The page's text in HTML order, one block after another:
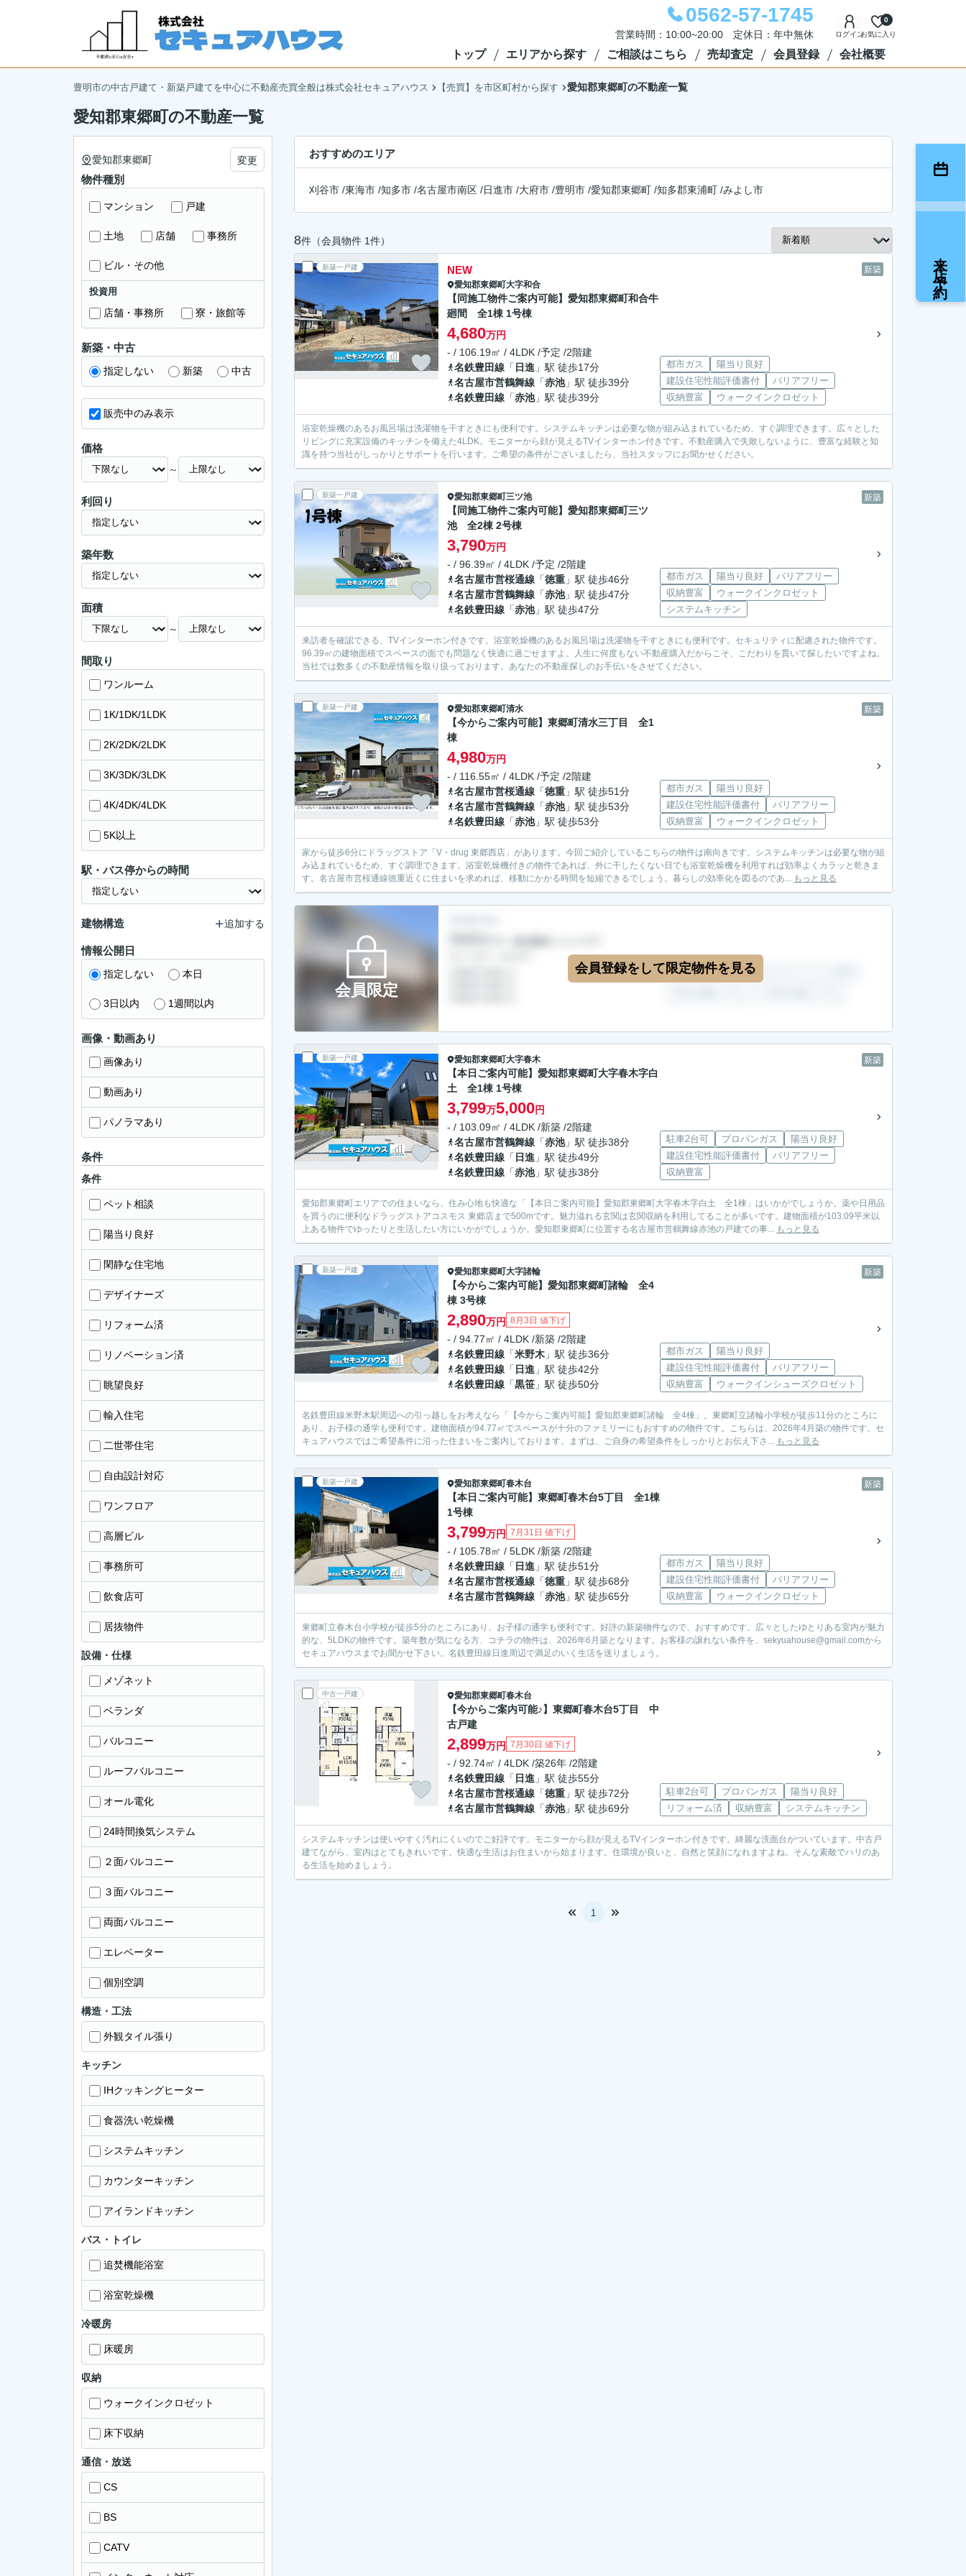
0562-57-1745
営業時間：10:00~20:00 定休日：年中無休 ログインお気に入り
0
トップ エリアから探す ご相談はこちら 売却査定 会員登録 会社概要
豊明市の中古戸建て・新築戸建てを中心に不動産売買全般は株式会社セキュアハウス 【売買】を市区町村から探す 愛知郡東郷町の不動産一覧
愛知郡東郷町の不動産一覧
おすすめのエリア
刈谷市 /東海市 /知多市 /名古屋市南区 /日進市 /大府市 /豊明市 /愛知郡東郷町 /知多郡東浦町 /みよし市
8件（会員物件 1件）
新築一戸建 新築
NEW
愛知郡東郷町大字和合
【同施工物件ご案内可能】愛知郡東郷町和合牛
廻間 全1棟 1号棟
4,680万円
- / 106.19㎡ / 4LDK /予定 /2階建
名鉄豊田線 「 日進 」駅 徒歩17分
名古屋市営鶴舞線 「赤池」駅 徒歩39分
名鉄豊田線 「赤池」駅 徒歩39分
都市ガス
陽当り良好
建設住宅性能評価書付
バリアフリー
収納豊富
ウォークインクロゼット
浴室乾燥機のあるお風呂場は洗濯物を干すときにも便利です。システムキッチンは必要な物が組み込まれているため、すぐ調理できます。広々とした
リビングに充実設備のキッチンを備えた4LDK。モニターから顔が見えるTVインターホン付きです。不動産購入で失敗しないように、豊富な経験と知
識を持つ当社がしっかりとサポートを行います。ご希望の条件がございましたら、当社スタッフにお聞かせください。
新築一戸建 新築
愛知郡東郷町三ツ池
【同施工物件ご案内可能】愛知郡東郷町三ツ
池 全2棟 2号棟
3,790万円
- / 96.39㎡ / 4LDK /予定 /2階建
名古屋市営桜通線 「徳重 」駅 徒歩46分
名古屋市営鶴舞線 「赤池」駅 徒歩47分
名鉄豊田線 「赤池」駅 徒歩47分
都市ガス 陽当り良好
バリアフリー
収納豊富
ウォークインクロゼット
システムキッチン
来訪者を確認できる、TVインターホン付きです。浴室乾燥機のあるお風呂場は洗濯物を干すときにも便利です。セキュリティに配慮された物件です。
96.39㎡の建物面積でスペースの面でも問題なく快適に過ごせますよ。人生に何度もない不動産購入だからこそ、こだわりを貫いて探したいですよね。
当社では数多くの不動産情報を取り扱っております。あなたの不動産探しのお手伝いをさせてください。
新築一戸建 新築
愛知郡東郷町清水
【今からご案内可能】東郷町清水三丁目 全1
棟
4,980万円
- / 116.55㎡ / 4LDK /予定 /2階建
名古屋市営桜通線 「徳重 」駅 徒歩51分
名古屋市営鶴舞線 「赤池」駅 徒歩53分
名鉄豊田線 「赤池」駅 徒歩53分
都市ガス
陽当り良好
建設住宅性能評価書付
バリアフリー
収納豊富
ウォークインクロゼット
家から徒歩6分にドラッグストア「V・drug 東郷西店」があります。今回ご紹介しているこちらの物件は南向きです。システムキッチンは必要な物が組
み込まれているため、すぐ調理できます。浴室乾燥機付きの物件であれば、外に干したくない日でも浴室乾燥機を利用すれば効率よくカラッと乾きま
す。名古屋市営桜通線徳重近くに住まいを求めれば、移動にかかる時間を短縮できるでしょう。暮らしの効率化を図るのであ... もっと見る
会員限定
会員登録をして限定物件を見る
新築一戸建 新築
愛知郡東郷町大字春木
【本日ご案内可能】愛知郡東郷町大字春木字白
土 全1棟 1号棟
3,799万5,000円
- / 103.09㎡ / 4LDK /新築 /2階建
名古屋市営鶴舞線 「赤池」駅 徒歩38分
名鉄豊田線 「 日進 」駅 徒歩49分
名鉄豊田線 「赤池」駅 徒歩38分
駐車2台可 プロパンガス
陽当り良好
建設住宅性能評価書付
バリアフリー
収納豊富
愛知郡東郷町エリアでの住まいなら、住み心地も快適な「【本日ご案内可能】愛知郡東郷町大字春木字白土 全1棟」はいかがでしょうか。薬や日用品
を買うのに便利なドラッグストアコスモス 東郷店まで500mです。魅力溢れる玄関は玄関収納を利用してることが多いです。建物面積が103.09平米以
上ある物件でゆったりと生活したい方にいかがでしょうか。愛知郡東郷町に位置する名古屋市営鶴舞線赤池の戸建ての事... もっと見る
新築一戸建 新築
愛知郡東郷町大字諸輪
【今からご案内可能】愛知郡東郷町諸輪 全4
棟 3号棟
2,890万円 8月3日 値下げ
- / 94.77㎡ / 4LDK /新築 /2階建
名鉄豊田線 「米野木 」駅 徒歩36分
名鉄豊田線 「 日進 」駅 徒歩42分
名鉄豊田線 「黒笹 」駅 徒歩50分
都市ガス
陽当り良好
建設住宅性能評価書付
バリアフリー
収納豊富
ウォークインシューズクロゼット
名鉄豊田線米野木駅周辺への引っ越しをお考えなら「【今からご案内可能】愛知郡東郷町諸輪 全4棟」。東郷町立諸輪小学校が徒歩11分のところに
あり、お子様の通学も便利です。建物面積が94.77㎡でスペースが十分のファミリーにもおすすめの物件です。こちらは、2026年4月築の物件です。セ
キュアハウスではご希望条件に沿った住まいをご案内しております。まずは、ご自身の希望条件をしっかりとお伝え下さ... もっと見る
新築一戸建 新築
愛知郡東郷町春木台
【本日ご案内可能】東郷町春木台5丁目 全1棟
1号棟
3,799万円 7月31日 値下げ
- / 105.78㎡ / 5LDK /新築 /2階建
名鉄豊田線 「 日進 」駅 徒歩51分
名古屋市営桜通線 「徳重 」駅 徒歩68分
名古屋市営鶴舞線 「赤池」駅 徒歩65分
都市ガス
陽当り良好
建設住宅性能評価書付
バリアフリー
収納豊富
ウォークインクロゼット
東郷町立春木台小学校が徒歩5分のところにあり、お子様の通学も便利です。好評の新築物件なので、おすすめです。広々としたゆとりある室内が魅力
的な、5LDKの物件です。築年数が気になる方、コチラの物件は、2026年6月築となります。お客様の譲れない条件を、sekyuahouse@gmail.comから
セキュアハウスまでお聞かせ下さい。名鉄豊田線日進周辺で満足のいく生活を送りましょう。
中古一戸建 愛知郡東郷町春木台
【今からご案内可能♪】東郷町春木台5丁目 中
古戸建
2,899万円 7月30日 値下げ
- / 92.74㎡ / 4LDK /築26年 /2階建
名鉄豊田線 「 日進 」駅 徒歩55分
名古屋市営桜通線 「徳重 」駅 徒歩72分
名古屋市営鶴舞線 「赤池」駅 徒歩69分
駐車2台可 プロパンガス
陽当り良好
リフォーム済
収納豊富 システムキッチン
システムキッチンは使いやすく汚れにくいのでご好評です。モニターから顔が見えるTVインターホン付きです。綺麗な洗面台がついています。中古戸
建てながら、室内はとてもきれいです。快適な生活はお住まいから始まります。住環境が良いと、自然と笑顔になれますよね。そんな素敵でハリのあ
る生活を始めましょう。
1
愛知郡東郷町 変更
物件種別
マンション 戸建
土地 店舗 事務所
ビル・その他
投資用
店舗・事務所 寮・旅館等
新築・中古
指定しない 新築 中古
販売中のみ表示
価格
～
利回り
築年数
面積
～
間取り
ワンルーム
1K/1DK/1LDK
2K/2DK/2LDK
3K/3DK/3LDK
4K/4DK/4LDK
5K以上
駅・バス停からの時間
建物構造 追加する
情報公開日
指定しない 本日
3日以内 1週間以内
画像・動画あり
画像あり
動画あり
パノラマあり
条件
条件
ペット相談
陽当り良好
閑静な住宅地
デザイナーズ
リフォーム済
リノベーション済
眺望良好
輸入住宅
二世帯住宅
自由設計対応
ワンフロア
高層ビル
事務所可
飲食店可
居抜物件
設備・仕様
メゾネット
ベランダ
バルコニー
ルーフバルコニー
オール電化
24時間換気システム
２面バルコニー
３面バルコニー
両面バルコニー
エレベーター
個別空調
構造・工法
外観タイル張り
キッチン
IHクッキングヒーター
食器洗い乾燥機
システムキッチン
カウンターキッチン
アイランドキッチン
バス・トイレ
追焚機能浴室
浴室乾燥機
冷暖房
床暖房
収納
ウォークインクロゼット
床下収納
通信・放送
CS
BS
CATV
来店予約